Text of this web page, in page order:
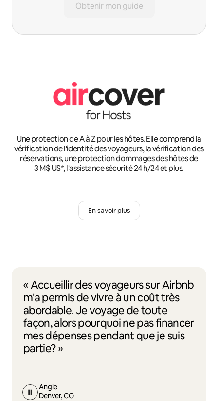
Obtenir mon guide
Une protection de A à Z pour les hôtes. Elle comprend la
vérification de l'identité des voyageurs, la vérification des
réservations, une protection dommages des hôtes de
3 M$ US*, l'assistance sécurité 24 h/24 et plus.
En savoir plus
« Accueillir des voyageurs sur Airbnb
m'a permis de vivre à un coût très
abordable. Je voyage de toute
façon, alors pourquoi ne pas financer
mes dépenses pendant que je suis
partie? »
Angie
Denver, CO